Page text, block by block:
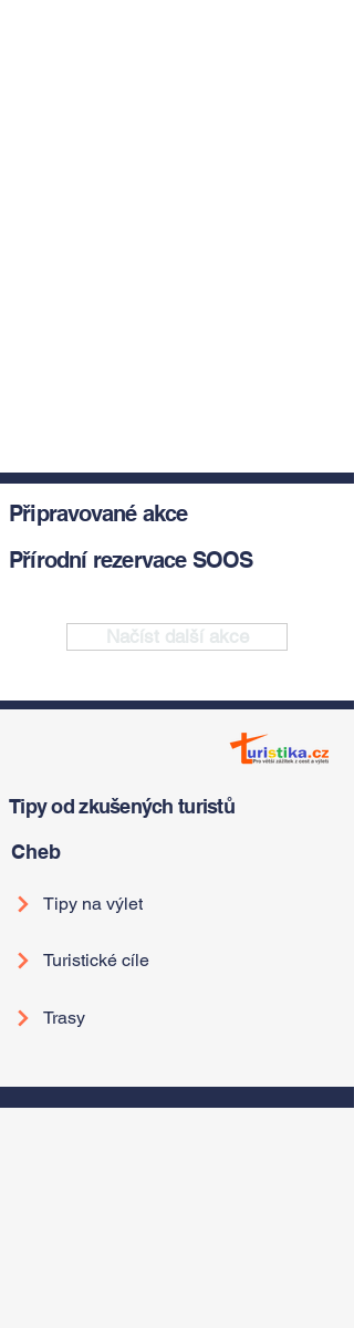
Připravované akce
Přírodní rezervace SOOS
Načíst další akce
Tipy od zkušených turistů
Cheb
Tipy na výlet
Turistické cíle
Trasy